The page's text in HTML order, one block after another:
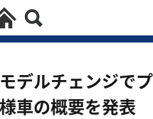
デルチェンジで
車の概要を発表